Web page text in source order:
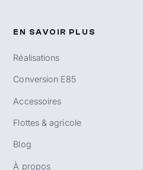
EN SAVOIR PLUS
Réalisations
Conversion E85
Accessoires
Flottes & agricole
Blog
À propos